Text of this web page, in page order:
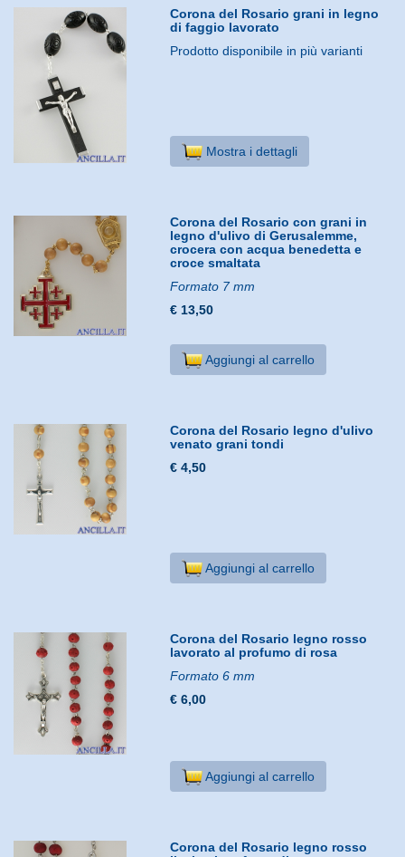
Corona del Rosario grani in legno
di faggio lavorato
Prodotto disponibile in più varianti
Mostra i dettagli
Corona del Rosario con grani in
legno d'ulivo di Gerusalemme,
crocera con acqua benedetta e
croce smaltata
Formato 7 mm
€ 13,50
Aggiungi al carrello
Corona del Rosario legno d'ulivo
venato grani tondi
€ 4,50
Aggiungi al carrello
Corona del Rosario legno rosso
lavorato al profumo di rosa
Formato 6 mm
€ 6,00
Aggiungi al carrello
Corona del Rosario legno rosso